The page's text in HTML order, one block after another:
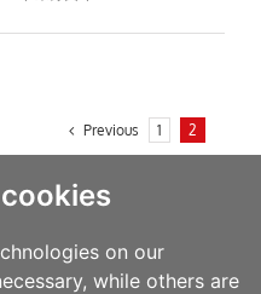
on our
while others are
Previous 1 2